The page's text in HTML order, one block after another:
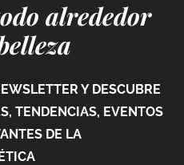
alrededor
Y DESCUBRE
TENDENCIAS, EVENTOS
DE LA